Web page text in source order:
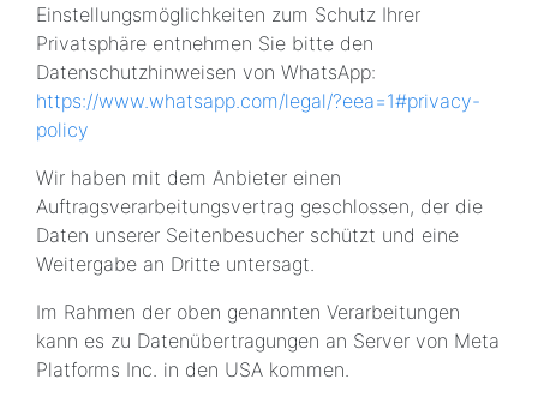
Einstellungsmöglichkeiten zum Schutz Ihrer
Privatsphäre entnehmen Sie bitte den
Datenschutzhinweisen von WhatsApp:
https://www.whatsapp.com/legal/?eea=1#privacy-
policy
Wir haben mit dem Anbieter einen
Auftragsverarbeitungsvertrag geschlossen, der die
Daten unserer Seitenbesucher schützt und eine
Weitergabe an Dritte untersagt.
Im Rahmen der oben genannten Verarbeitungen
kann es zu Datenübertragungen an Server von Meta
Platforms Inc. in den USA kommen.